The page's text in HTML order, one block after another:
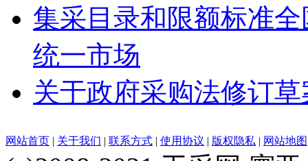
集采目录和限额标准
统一市场
关于政府采购法修订
网站首页 | 关于我们 | 联系方式 | 使用协议 | 版权隐私 | 网站地图